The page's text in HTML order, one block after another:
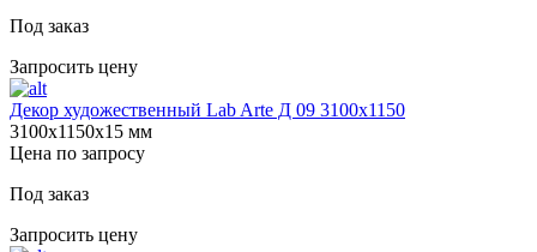
Под заказ
Запросить цену
Декор художественный Lab Arte Д 09 3100х1150
3100х1150х15 мм
Цена по запросу
Под заказ
Запросить цену